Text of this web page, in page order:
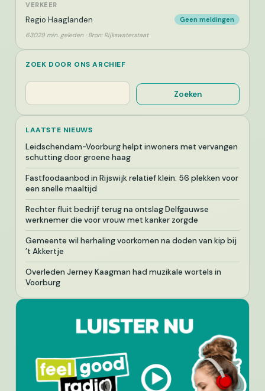
VERKEER
Regio Haaglanden Geen meldingen
63029 min. geleden · Bron: Rijkswaterstaat
ZOEK DOOR ONS ARCHIEF
Zoeken
Zoeken
LAATSTE NIEUWS
Leidschendam-Voorburg helpt inwoners met vervangen
schutting door groene haag
Fastfoodaanbod in Rijswijk relatief klein: 56 plekken voor
een snelle maaltijd
Rechter fluit bedrijf terug na ontslag Delfgauwse
werknemer die voor vrouw met kanker zorgde
Gemeente wil herhaling voorkomen na doden van kip bij
’t Akkertje
Overleden Jerney Kaagman had muzikale wortels in
Voorburg